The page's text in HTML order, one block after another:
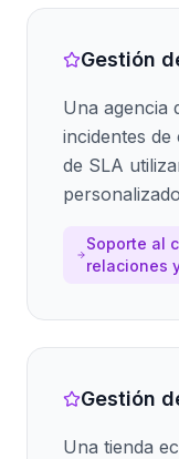
Gestión
Una agencia
incidentes
de SLA
Soporte al
relaciones
Gestión
Una tienda